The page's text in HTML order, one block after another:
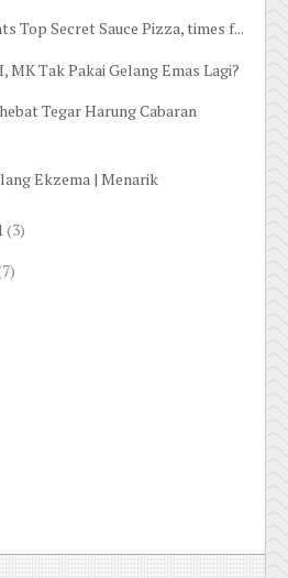
Top Secret Sauce Pizza, times f...
MK Tak Pakai Gelang Emas Lagi?
Tegar Harung Cabaran
Ekzema | Menarik
(3)